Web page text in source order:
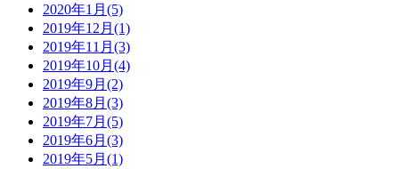
2020年1月(5)
2019年12月(1)
2019年11月(3)
2019年10月(4)
2019年9月(2)
2019年8月(3)
2019年7月(5)
2019年6月(3)
2019年5月(1)